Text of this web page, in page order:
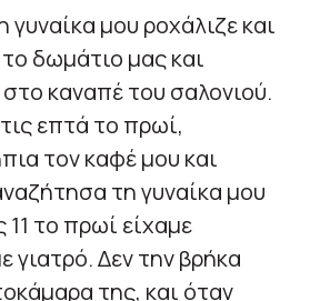
γυναίκα μου ροχάλιζε και
δωμάτιο μας και
καναπέ του σαλονιού.
επτά το πρωί,
τον καφέ μου και
τη γυναίκα μου
το πρωί είχαμε
γιατρό. Δεν την βρήκα
της, και όταν